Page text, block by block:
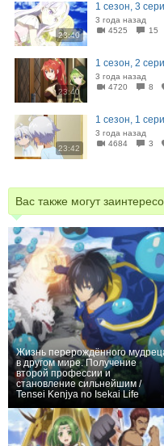
23:40
1 сезон, 3
3 года назад
4525
15
23:40
1 сезон, 2
3 года назад
4720
8
23:42
1 сезон, 1
3 года назад
4684
3
Вас также могут
Жизнь перерождённого
в другом мире. Получение
второй профессии и
становление сильнейшим /
Tensei Kenjya no Isekai Life